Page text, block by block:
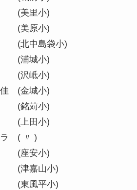
(美里小)
(美原小)
(北中島袋小)
(浦城小)
(沢岻小)
(金城小)
(銘苅小)
(上田小)
( 〃 )
(座安小)
(津嘉山小)
(東風平小)